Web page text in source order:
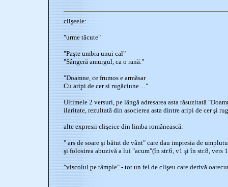
clişeele:
"urme tăcute"
"Paşte umbra unui cal"
"Sângeră amurgul, ca o rană."
"Doamne, ce frumos e armăsar
Cu aripi de cer si rugăciune…"
Ultimele 2 versuri, pe lângă adresarea asta răsuzitată
ilaritate, rezultată din asocierea asta dintre aripi de cer şi
alte expresii clişeice din limba românească:
" ars de soare şi bătut de vânt" care dau impresia de
şi folosirea abuzivă a lui "acum"(în str.6, v1 şi în str.8, vers
"viscolul pe tâmple" - tot un fel de clişeu care derivă